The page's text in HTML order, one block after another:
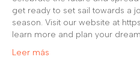
get ready to set sail towards a
season. Visit our website at
learn more and plan your
Leer más